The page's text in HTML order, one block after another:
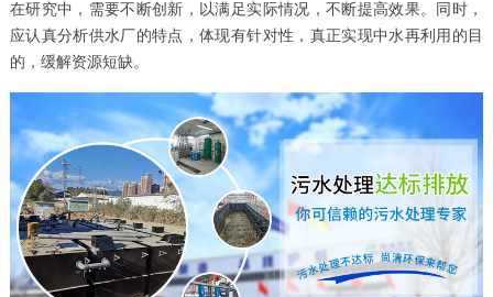
在研究中，需要不断创新，以满足实际情况，不断提高效果。同时，
应认真分析供水厂的特点，体现有针对性，真正实现中水再利用的目
的，缓解资源短缺。